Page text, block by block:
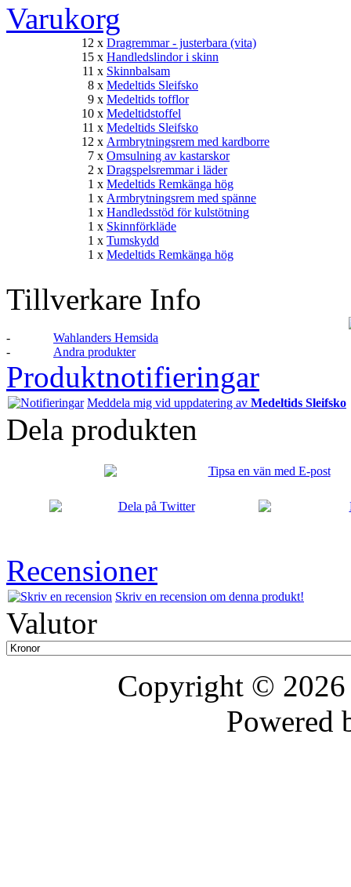
Varukorg
12 x Dragremmar - justerbara (vita)
15 x Handledslindor i skinn
11 x Skinnbalsam
8 x Medeltids Sleifsko
9 x Medeltids tofflor
10 x Medeltidstoffel
11 x Medeltids Sleifsko
12 x Armbrytningsrem med kardborre
7 x Omsulning av kastarskor
2 x Dragspelsremmar i läder
1 x Medeltids Remkänga hög
1 x Armbrytningsrem med spänne
1 x Handledsstöd för kulstötning
1 x Skinnförkläde
1 x Tumskydd
1 x Medeltids Remkänga hög
Tillverkare Info
-
Wahlanders Hemsida
-
Andra produkter
Produktnotifieringar
Meddela mig vid uppdatering av Medeltids Sleifsko
Dela produkten
Recensioner
Skriv en recension om denna produkt!
Valutor
Copyright ©
Powered